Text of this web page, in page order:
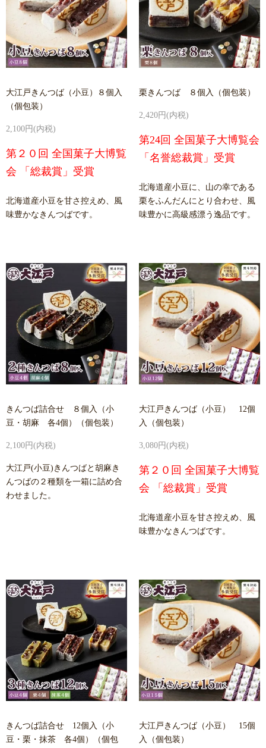
大江戸きんつば（小豆）８個入
（個包装）
2,100円(内税)
第２０回 全国菓子大博覧
会 「総裁賞」受賞
北海道産小豆を甘さ控えめ、風
味豊かなきんつばです。
栗きんつば ８個入（個包装）
2,420円(内税)
第24回 全国菓子大博覧会
「名誉総裁賞」受賞
北海道産小豆に、山の幸である
栗をふんだんにとり合わせ、風
味豊かに高級感漂う逸品です。
きんつば詰合せ ８個入（小
豆・胡麻 各4個）（個包装）
2,100円(内税)
大江戸(小豆)きんつばと胡麻き
んつばの２種類を一箱に詰め合
わせました。
大江戸きんつば（小豆） 12個
入（個包装）
3,080円(内税)
第２０回 全国菓子大博覧
会 「総裁賞」受賞
北海道産小豆を甘さ控えめ、風
味豊かなきんつばです。
きんつば詰合せ 12個入（小
豆・栗・抹茶 各4個）（個包
大江戸きんつば（小豆） 15個
入（個包装）